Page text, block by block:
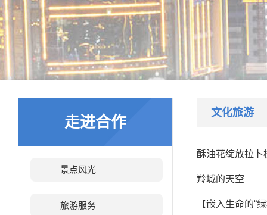
走进合作
景点风光
旅游服务
文化旅游
酥油花绽放拉卜
羚城的天空
【嵌入生命的“